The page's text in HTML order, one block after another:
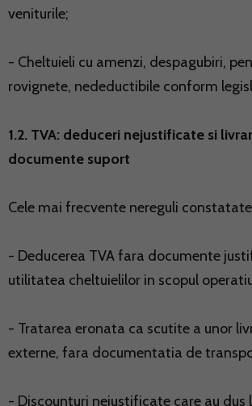
veniturile;
- Cheltuieli cu amenzi, despagubiri,
rovignete, nedeductibile conform
1.2. TVA: deduceri nejustificate si
documente suport
Cele mai frecvente nereguli
- Deducerea TVA fara documente
utilitatea cheltuielilor in scopul
- Tratarea eronata ca scutite a unor
externe, fara documentatia de
- Discounturi nejustificate care au dus